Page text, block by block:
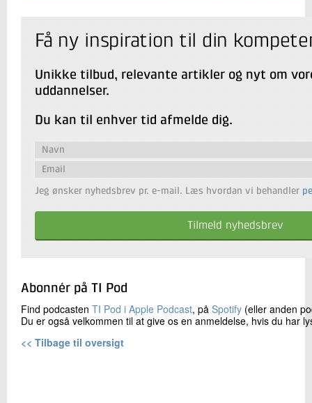
Få ny inspiration til din
Unikke tilbud, relevante artikler og nyt om
uddannelser.
Du kan til enhver tid afmelde dig.
Jeg ønsker nyhedsbrev pr. e-mail. Læs hvordan vi behandler
Abonnér på TI Pod
Find podcasten TI Pod i Apple Podcast, på Spotify (eller anden
Du er også velkommen til at give os en anmeldelse, hvis du har
<< Tilbage til oversigt